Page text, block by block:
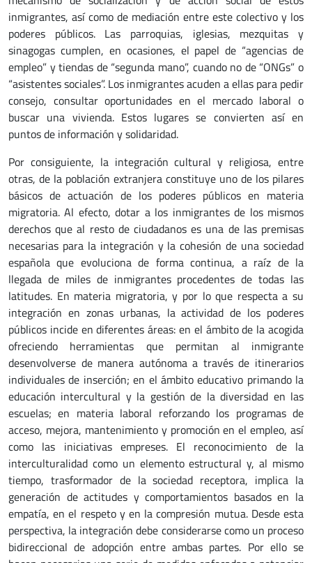
inmigrantes, así como de mediación entre este colectivo y los
poderes públicos. Las parroquias, iglesias, mezquitas y
sinagogas cumplen, en ocasiones, el papel de “agencias de
empleo” y tiendas de “segunda mano”, cuando no de “ONGs” o
“asistentes sociales”. Los inmigrantes acuden a ellas para pedir
consejo, consultar oportunidades en el mercado laboral o
buscar una vivienda. Estos lugares se convierten así en
puntos de información y solidaridad.
Por consiguiente, la integración cultural y religiosa, entre
otras, de la población extranjera constituye uno de los pilares
básicos de actuación de los poderes públicos en materia
migratoria. Al efecto, dotar a los inmigrantes de los mismos
derechos que al resto de ciudadanos es una de las premisas
necesarias para la integración y la cohesión de una sociedad
española que evoluciona de forma continua, a raíz de la
llegada de miles de inmigrantes procedentes de todas las
latitudes. En materia migratoria, y por lo que respecta a su
integración en zonas urbanas, la actividad de los poderes
públicos incide en diferentes áreas: en el ámbito de la acogida
ofreciendo herramientas que permitan al inmigrante
desenvolverse de manera autónoma a través de itinerarios
individuales de inserción; en el ámbito educativo primando la
educación intercultural y la gestión de la diversidad en las
escuelas; en materia laboral reforzando los programas de
acceso, mejora, mantenimiento y promoción en el empleo, así
como las iniciativas empreses. El reconocimiento de la
interculturalidad como un elemento estructural y, al mismo
tiempo, trasformador de la sociedad receptora, implica la
generación de actitudes y comportamientos basados en la
empatía, en el respeto y en la compresión mutua. Desde esta
perspectiva, la integración debe considerarse como un proceso
bidireccional de adopción entre ambas partes. Por ello se